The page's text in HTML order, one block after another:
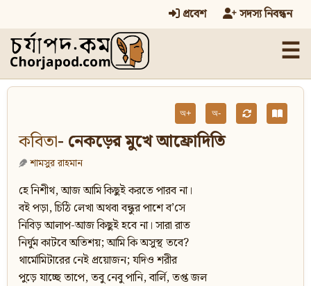
প্রবেশ সদস্য নিবন্ধন
☰
অ+ অ-
কবিতা- নেকড়ের মুখে আফ্রোদিতি
শামসুর রাহমান
হে নিশীথ, আজ আমি কিছুই করতে পারব না।
বই পড়া, চিঠি লেখা অথবা বন্ধুর পাশে ব’সে
নিবিড় আলাপ-আজ কিছুই হবে না। সারা রাত
নির্ঘুম কাটবে অতিশয়; আমি কি অসুস্থ তবে?
থার্মোমিটারের নেই প্রয়োজন; যদিও শরীর
পুড়ে যাচ্ছে তাপে, তবু নেবু পানি, বার্লি, তপ্ত জল